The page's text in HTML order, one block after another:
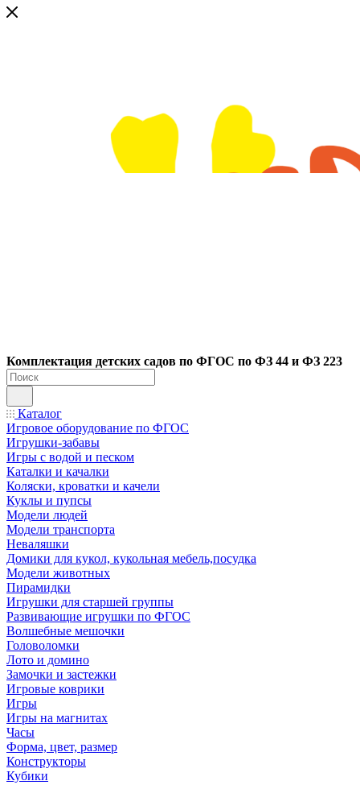
Комплектация детских садов по ФГОC по ФЗ 44 и ФЗ 223
Каталог
Игровое оборудование по ФГОС
Игрушки-забавы
Игры с водой и песком
Каталки и качалки
Коляски, кроватки и качели
Куклы и пупсы
Модели людей
Модели транспорта
Неваляшки
Домики для кукол, кукольная мебель,посудка
Модели животных
Пирамидки
Игрушки для старшей группы
Развивающие игрушки по ФГОС
Волшебные мешочки
Головоломки
Лото и домино
Замочки и застежки
Игровые коврики
Игры
Игры на магнитах
Часы
Форма, цвет, размер
Конструкторы
Кубики